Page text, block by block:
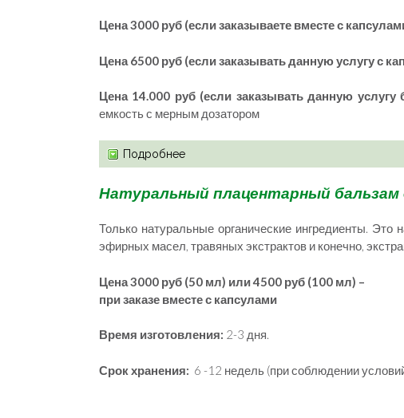
Цена 3000 руб (если заказываете вместе с
Цена 6500 руб (если заказывать данную услугу с
Цена 14.000 руб (если заказывать данную
емкость с мерным дозатором
Подробнее
Натуральный плацентарный
Только натуральные органические ингредиенты.
эфирных масел, травяных экстрактов и конечно,
Цена 3000 руб (50 мл) или 4500 руб (100 мл) –
при заказе вместе с капсулами
Время изготовления: 2-3 дня.
Срок хранения: 6 -12 недель (при соблюдении